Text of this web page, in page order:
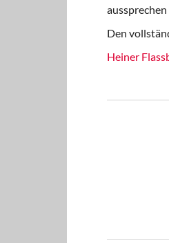
Den
Heiner